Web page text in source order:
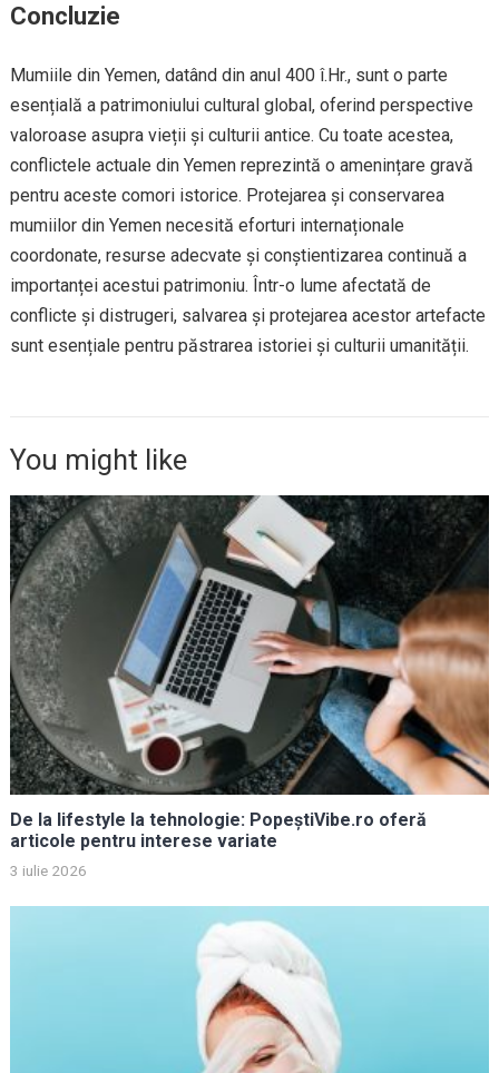
Concluzie
Mumiile din Yemen, datând din anul 400 î.Hr., sunt o parte
esențială a patrimoniului cultural global, oferind perspective
valoroase asupra vieții și culturii antice. Cu toate acestea,
conflictele actuale din Yemen reprezintă o amenințare gravă
pentru aceste comori istorice. Protejarea și conservarea
mumiilor din Yemen necesită eforturi internaționale
coordonate, resurse adecvate și conștientizarea continuă a
importanței acestui patrimoniu. Într-o lume afectată de
conflicte și distrugeri, salvarea și protejarea acestor artefacte
sunt esențiale pentru păstrarea istoriei și culturii umanității.
You might like
De la lifestyle la tehnologie: PopeștiVibe.ro oferă
articole pentru interese variate
3 iulie 2026